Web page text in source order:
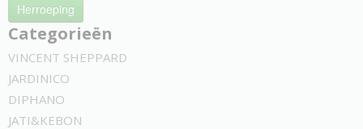
Herroeping
Categorieën
VINCENT SHEPPARD
JARDINICO
DIPHANO
JATI&KEBON